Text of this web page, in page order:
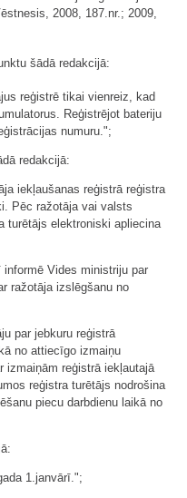
2008, 187.nr.; 2009,
šādā redakcijā:
reģistrē tikai vienreiz, kad
Reģistrējot bateriju
numuru.";
redakcijā:
iekļaušanas reģistrā reģistra
Pēc ražotāja vai valsts
turētājs elektroniski apliecina
Vides ministriju par
ražotāja izslēgšanu no
par jebkuru reģistrā
no attiecīgo izmaiņu
izmaiņām reģistrā iekļautajā
reģistra turētājs nodrošina
piecu darbdienu laikā no
1.janvārī.";